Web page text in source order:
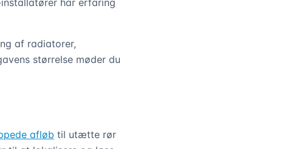
har erfaring
af radiatorer,
størrelse møder du
afløb til utætte rør